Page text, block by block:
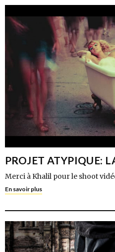
PROJET ATYPIQUE:
Merci à Khalil pour le shoot
En savoir plus